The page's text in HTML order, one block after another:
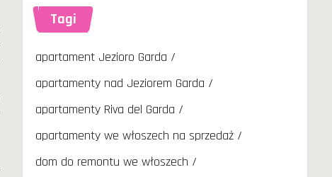
Tagi
apartament Jezioro Garda
apartamenty nad Jeziorem Garda
apartamenty Riva del Garda
apartamenty we włoszech na sprzedaż
dom do remontu we włoszech